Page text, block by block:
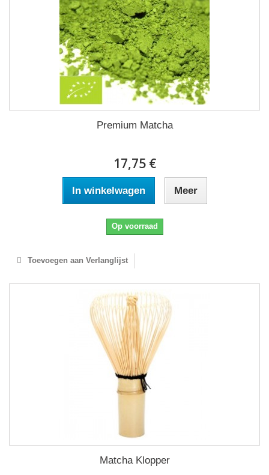
Premium Matcha
17,75 €
In winkelwagen Meer
Op voorraad
Toevoegen aan Verlanglijst
Matcha Klopper